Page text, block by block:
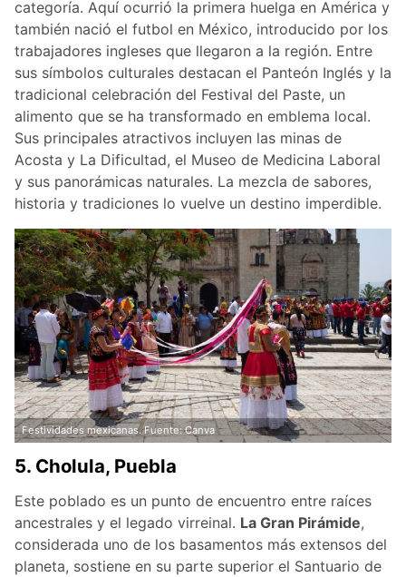
categoría. Aquí ocurrió la primera huelga en América y
también nació el futbol en México, introducido por los
trabajadores ingleses que llegaron a la región. Entre
sus símbolos culturales destacan el Panteón Inglés y la
tradicional celebración del Festival del Paste, un
alimento que se ha transformado en emblema local.
Sus principales atractivos incluyen las minas de
Acosta y La Dificultad, el Museo de Medicina Laboral
y sus panorámicas naturales. La mezcla de sabores,
historia y tradiciones lo vuelve un destino imperdible.
Festividades mexicanas. Fuente: Canva
5. Cholula, Puebla
Este poblado es un punto de encuentro entre raíces
ancestrales y el legado virreinal. La Gran Pirámide,
considerada uno de los basamentos más extensos del
planeta, sostiene en su parte superior el Santuario de